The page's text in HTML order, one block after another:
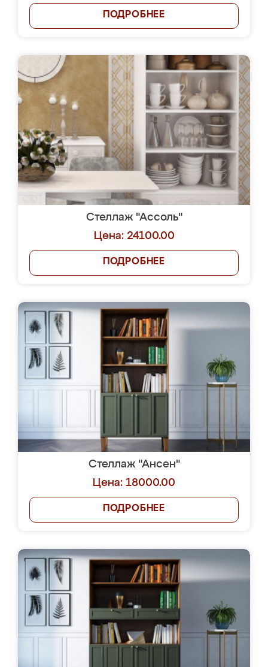
ПОДРОБНЕЕ
Стеллаж "Ассоль"
Цена: 24100.00
ПОДРОБНЕЕ
Стеллаж "Ансен"
Цена: 18000.00
ПОДРОБНЕЕ